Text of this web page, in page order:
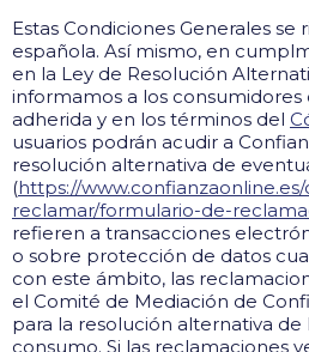
Estas Condiciones Generales se
española. Así mismo, en
en la Ley de Resolución
informamos a los
adherida y en los términos del
usuarios podrán acudir a
resolución alternativa de
(https://
reclamar/formulario-de-
refieren a transacciones
o sobre protección de datos
con este ámbito, las
el Comité de Mediación de
para la resolución alternativa
consumo. Si las reclamaciones